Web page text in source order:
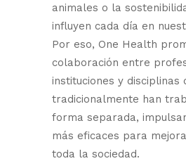
animales o la
influyen cada día en
Por eso, One Health
colaboración entre
instituciones y disciplinas
tradicionalmente han
forma separada,
más eficaces para
toda la sociedad.